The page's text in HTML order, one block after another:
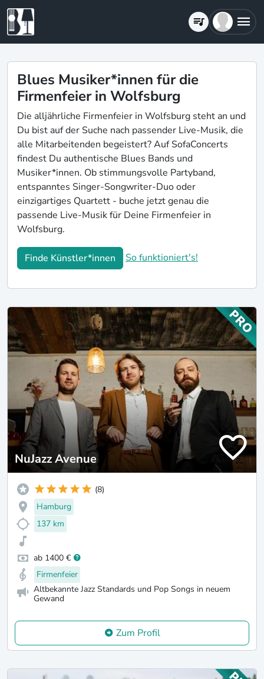
Blues Musiker*innen für die
Firmenfeier in Wolfsburg
Die alljährliche Firmenfeier in Wolfsburg steht an und
Du bist auf der Suche nach passender Live-Musik, die
alle Mitarbeitenden begeistert? Auf SofaConcerts
findest Du authentische Blues Bands und
Musiker*innen. Ob stimmungsvolle Partyband,
entspanntes Singer-Songwriter-Duo oder
einzigartiges Quartett - buche jetzt genau die
passende Live-Musik für Deine Firmenfeier in
Wolfsburg.
Finde Künstler*innen So funktioniert's!
NuJazz Avenue
(8)
Hamburg
137 km
ab 1400 €
Firmenfeier
Altbekannte Jazz Standards und Pop Songs in neuem
Gewand
Zum Profil